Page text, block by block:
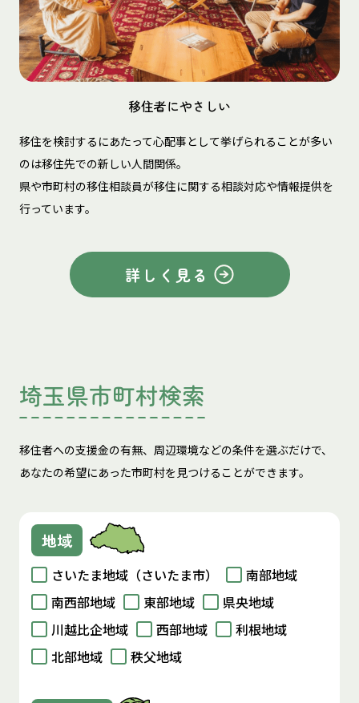
移住者にやさしい
移住を検討するにあたって心配事として挙げられることが多い
のは移住先での新しい人間関係。
県や市町村の移住相談員が移住に関する相談対応や情報提供を
行っています。
詳しく見る
埼玉県市町村検索
移住者への支援金の有無、周辺環境などの条件を選ぶだけで、
あなたの希望にあった市町村を見つけることができます。
地域
さいたま地域（さいたま市）
南部地域
南西部地域
東部地域
県央地域
川越比企地域
西部地域
利根地域
北部地域
秩父地域